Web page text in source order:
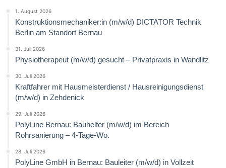
1. August 2026
Konstruktionsmechaniker:in (m/w/d) DICTATOR Technik
Berlin am Standort Bernau
31. Juli 2026
Physiotherapeut (m/w/d) gesucht – Privatpraxis in Wandlitz
30. Juli 2026
Kraftfahrer mit Hausmeisterdienst / Hausreinigungsdienst
(m/w/d) in Zehdenick
29. Juli 2026
PolyLine Bernau: Bauhelfer (m/w/d) im Bereich
Rohrsanierung – 4-Tage-Wo.
28. Juli 2026
PolyLine GmbH in Bernau: Bauleiter (m/w/d) in Vollzeit